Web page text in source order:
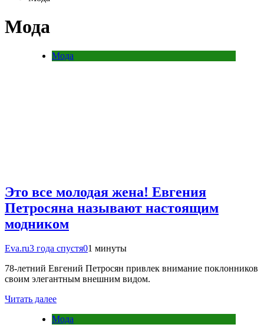
Мода
Мода
Это все молодая жена! Евгения
Петросяна называют настоящим
модником
Eva.ru3 года спустя01 минуты
78-летний Евгений Петросян привлек внимание поклонников
своим элегантным внешним видом.
Читать далее
Мода